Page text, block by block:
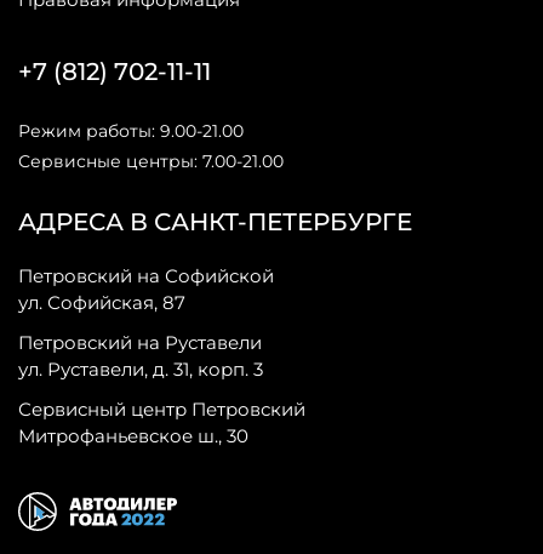
АДРЕСА В САНКТ-ПЕТЕРБУРГЕ
Петровский на Софийской
ул. Софийская, 87
Петровский на Руставели
ул. Руставели, д. 31, корп. 3
Сервисный центр Петровский
Митрофаньевское ш., 30
+7 (812) 702-11-11
Режим работы: 9.00-21.00
Сервисные центры: 7.00-21.00